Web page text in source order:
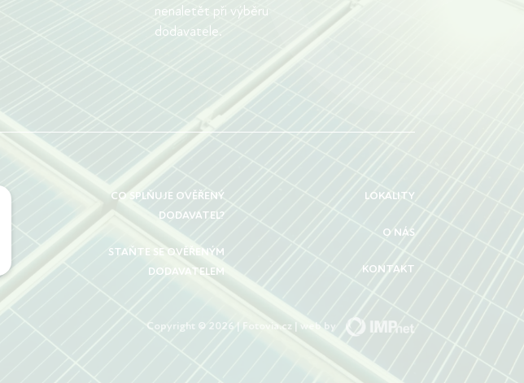
nenaletět při výběru
dodavatele.
CO SPLŇUJE OVĚŘENÝ
DODAVATEL?
STAŇTE SE OVĚŘENÝM
DODAVATELEM
LOKALITY
O NÁS
KONTAKT
Copyright © 2026 | Fotovia.cz | web by